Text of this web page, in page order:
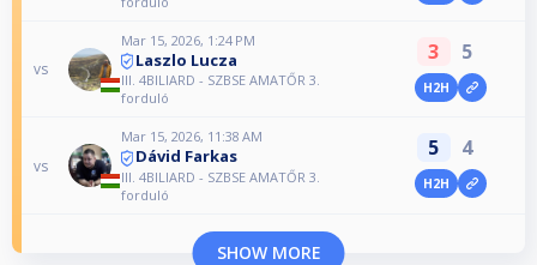
vs
Mar 15, 2026, 1:24 PM
Laszlo Lucza
III. 4BILIARD - SZBSE AMATŐR 3.
forduló
3 5
H2H
vs
Mar 15, 2026, 11:38 AM
Dávid Farkas
III. 4BILIARD - SZBSE AMATŐR 3.
forduló
5 4
H2H
SHOW MORE